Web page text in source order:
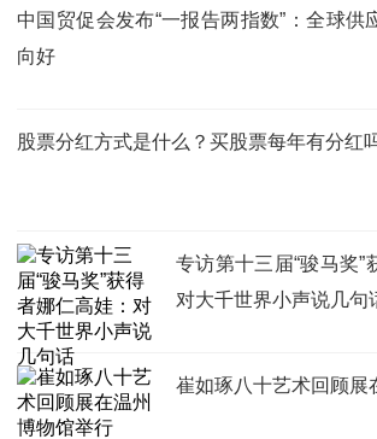
中国贸促会发布“一报告两指数”：全球供
向好
股票分红方式是什么？买股票每年有分红
专访第十三届“骏马奖”
对大千世界小声说几句
崔如琢八十艺术回顾展